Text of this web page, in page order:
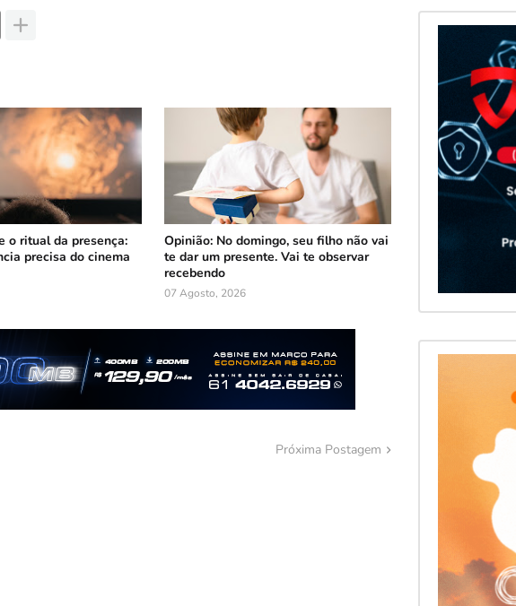
o ritual da presença:
precisa do cinema
Opinião: No domingo, seu filho não vai
te dar um presente. Vai te observar
recebendo
07 Agosto, 2026
Próxima Postagem